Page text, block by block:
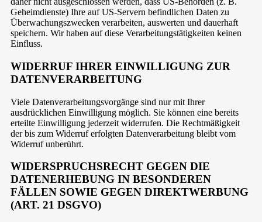
Geheimdienste) Ihre auf US-Servern befindlichen Daten zu
Überwachungszwecken verarbeiten, auswerten und dauerhaft
speichern. Wir haben auf diese Verarbeitungstätigkeiten keinen
Einfluss.
WIDERRUF IHRER EINWILLIGUNG ZUR
DATENVERARBEITUNG
Viele Datenverarbeitungsvorgänge sind nur mit Ihrer
ausdrücklichen Einwilligung möglich. Sie können eine bereits
erteilte Einwilligung jederzeit widerrufen. Die Rechtmäßigkeit
der bis zum Widerruf erfolgten Datenverarbeitung bleibt vom
Widerruf unberührt.
WIDERSPRUCHSRECHT GEGEN DIE
DATENERHEBUNG IN BESONDEREN
FÄLLEN SOWIE GEGEN DIREKTWERBUNG
(ART. 21 DSGVO)